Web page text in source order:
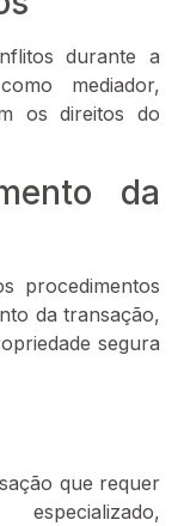
durante a
mediador,
os direitos do
da
procedimentos
da transação,
segura
que requer